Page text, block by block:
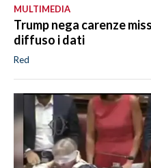
MULTIMEDIA
Trump nega carenze
diffuso i dati
Red